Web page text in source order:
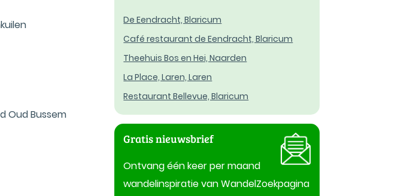
Oud Bussem
De Eendracht, Blaricum
Café restaurant de Eendracht, Blaricum
Theehuis Bos en Hei, Naarden
La Place, Laren, Laren
Restaurant Bellevue, Blaricum
Gratis nieuwsbrief
Ontvang één keer per maand
wandelinspiratie van WandelZoekpagina